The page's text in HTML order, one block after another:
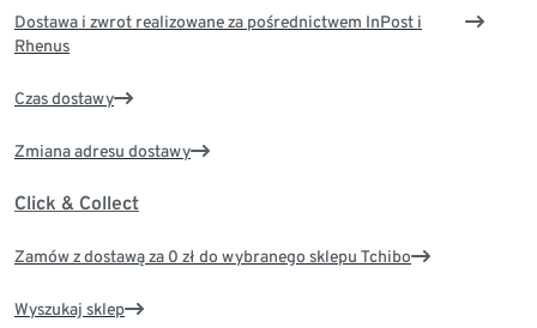
Dostawa i zwrot realizowane za pośrednictwem InPost i
Rhenus
Czas dostawy
Zmiana adresu dostawy
Click & Collect
Zamów z dostawą za 0 zł do wybranego sklepu Tchibo
Wyszukaj sklep